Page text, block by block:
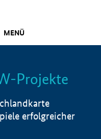
MENÜ
Info
Projekte
erfolgreicher